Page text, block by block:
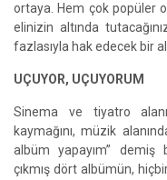
ortaya. Hem çok popüler
elinizin altında
fazlasıyla hak edecek bir
UÇUYOR, UÇUYORUM
Sinema ve tiyatro
kaymağını, müzik
albüm yapayım”
çıkmış dört albümün,